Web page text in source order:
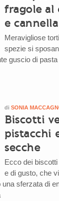
fragole al
e cannella
Meravigliose
spezie si
guscio di
di SONIA
Biscotti
pistacchi
secche
Ecco dei
e di gusto, che
sferzata di